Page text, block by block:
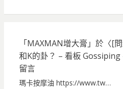
「MAXMAN增大膏 」於〈[
和K的卦？ – 看板 Gossiping
留言
瑪卡按摩油 https://www.tw…